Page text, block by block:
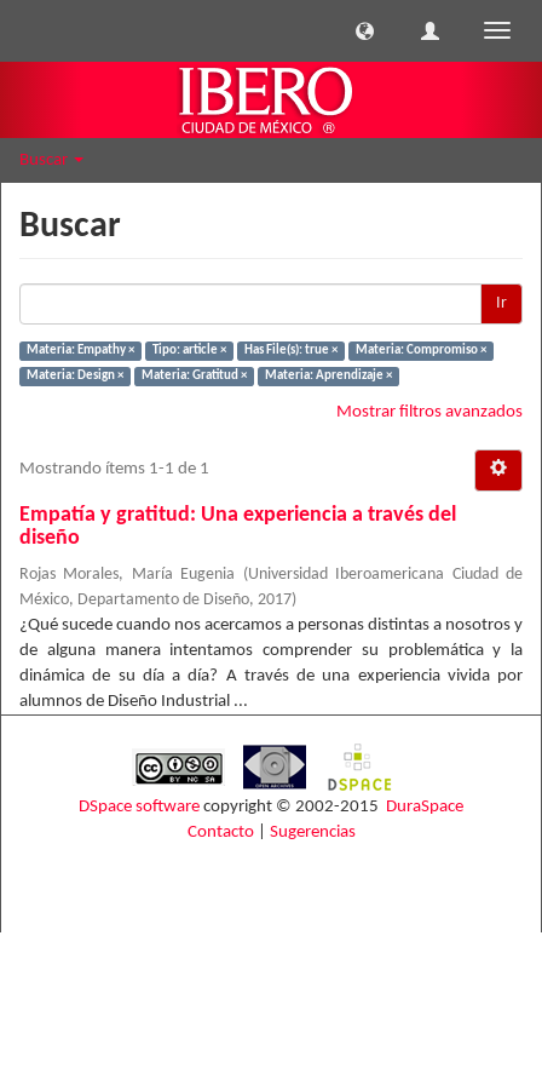
Buscar
Buscar
Ir
Materia: Empathy × Tipo: article × Has File(s): true ×
Materia: Compromiso ×
Materia: Design ×
Materia: Gratitud × Materia: Aprendizaje ×
Mostrar filtros avanzados
Mostrando ítems 1-1 de 1
Empatía y gratitud: Una experiencia a través del
diseño
Rojas Morales, María Eugenia (Universidad Iberoamericana Ciudad de
México, Departamento de Diseño, 2017)
¿Qué sucede cuando nos acercamos a personas distintas a nosotros y
de alguna manera intentamos comprender su problemática y la
dinámica de su día a día? A través de una experiencia vivida por
alumnos de Diseño Industrial ...
DSpace software copyright © 2002-2015 DuraSpace
Contacto| Sugerencias